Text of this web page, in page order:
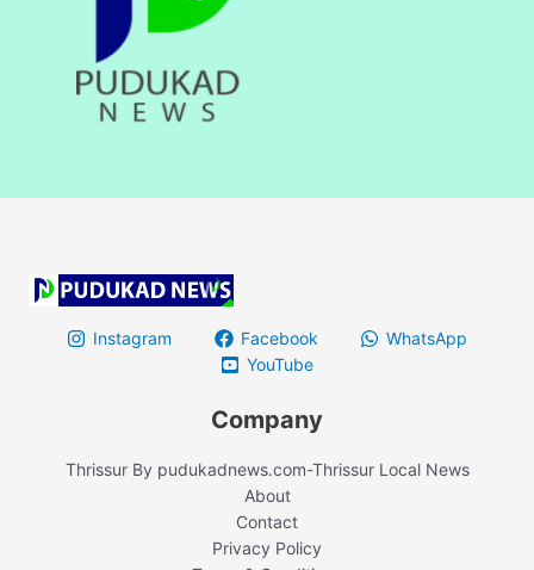
Instagram Facebook
WhatsApp
YouTube
Company
Thrissur By pudukadnews.com-Thrissur Local News
About
Contact
Privacy Policy